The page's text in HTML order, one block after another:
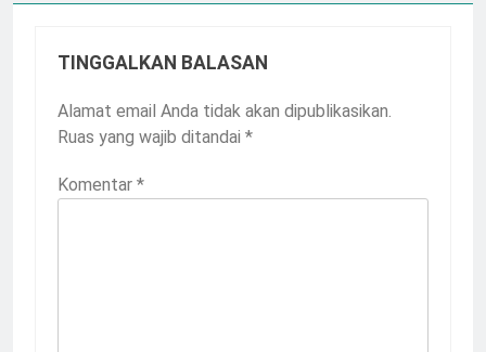
TINGGALKAN BALASAN
Alamat email Anda tidak akan dipublikasikan.
Ruas yang wajib ditandai *
Komentar *